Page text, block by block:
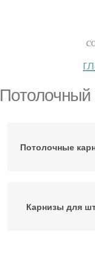
Потолочный
Потолочные
Карнизы для